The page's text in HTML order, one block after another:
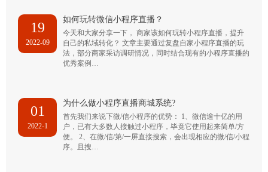
19
2022-09
如何玩转微信小程序直播？
今天和大家分享一下， 商家该如何玩转小程序直播，提升
自己的私域转化？ 文章主要通过复盘自家小程序直播的玩
法，部分商家采访调研情况，同时结合现有的小程序直播的
优秀案例…
01
2022-1
为什么做小程序直播商城系统?
首先我们来说下微/信小程序的优势： 1、微信逾十亿的用
户，已有大多数人接触过小程序，毕竟它使用起来简单/方
便。 2、在微/信/第/一屏直接搜索，会出现相应的微/信/小程
序。且搜…